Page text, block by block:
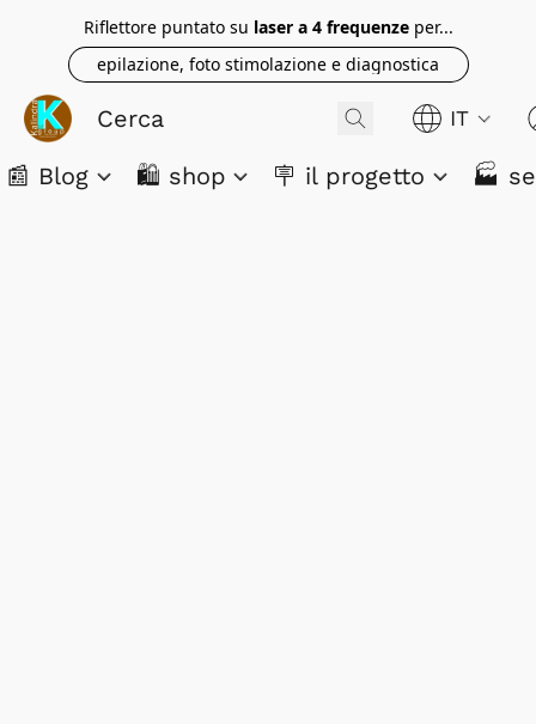
Riflettore puntato su laser a 4 frequenzeper...
epilazione, foto stimolazione e diagnostica
IT
📰 Blog 🛍️ shop 🪧 il progetto 🏭